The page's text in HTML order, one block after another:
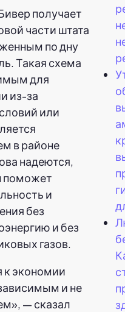
получает
части штата
по дну
Такая схема
для
из-за
или
в районе
надеются,
поможет
и
без
и без
газов.
к экономии
и не
— сказал